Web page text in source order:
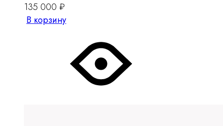
135 000 ₽
В корзину